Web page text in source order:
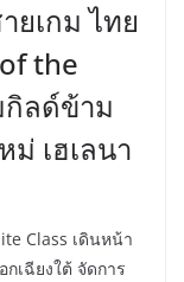
ยเกม ไทย
the
กิลด์ข้าม
ม่ เฮเลนา
Class เดินหน้า
เฉียงใต้ จัดการ